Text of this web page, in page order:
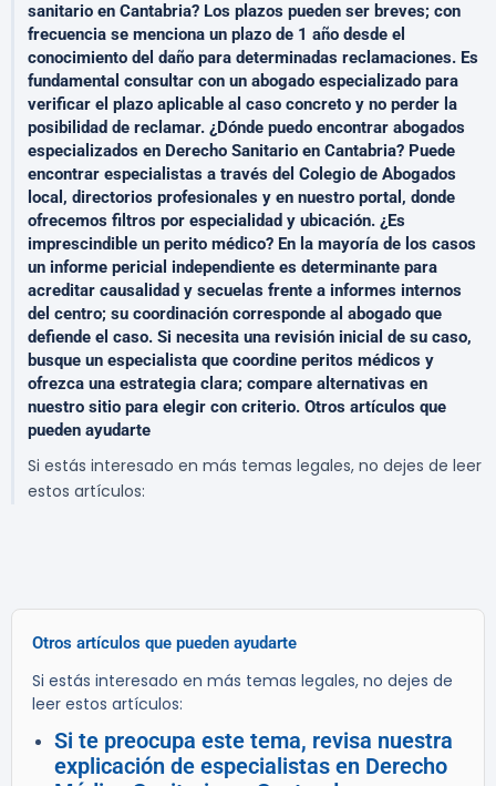
sanitario en Cantabria? Los plazos pueden ser breves; con
frecuencia se menciona un plazo de 1 año desde el
conocimiento del daño para determinadas reclamaciones. Es
fundamental consultar con un abogado especializado para
verificar el plazo aplicable al caso concreto y no perder la
posibilidad de reclamar. ¿Dónde puedo encontrar abogados
especializados en Derecho Sanitario en Cantabria? Puede
encontrar especialistas a través del Colegio de Abogados
local, directorios profesionales y en nuestro portal, donde
ofrecemos filtros por especialidad y ubicación. ¿Es
imprescindible un perito médico? En la mayoría de los casos
un informe pericial independiente es determinante para
acreditar causalidad y secuelas frente a informes internos
del centro; su coordinación corresponde al abogado que
defiende el caso. Si necesita una revisión inicial de su caso,
busque un especialista que coordine peritos médicos y
ofrezca una estrategia clara; compare alternativas en
nuestro sitio para elegir con criterio. Otros artículos que
pueden ayudarte
Si estás interesado en más temas legales, no dejes de leer
estos artículos:
Otros artículos que pueden ayudarte
Si estás interesado en más temas legales, no dejes de
leer estos artículos:
Si te preocupa este tema, revisa nuestra
explicación de especialistas en Derecho